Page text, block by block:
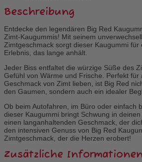
Beschreibung
Entdecke den legendären Big Red
Zimt-Kaugummis! Mit seinem
Zimtgeschmack sorgt dieser Kaugummi für
Erlebnis, das lange anhält.
Jeder Biss entfaltet die würzige Süße des
Gefühl von Wärme und Frische. Perfekt für
Geschmack von Zimt lieben, ist Big Red
den Gaumen, sondern auch ein idealer
Ob beim Autofahren, im Büro oder einfach
dieser Kaugummi bringt Schwung in
einen langanhaltenden Geschmack, der
den intensiven Genuss von Big Red
Zimtgeschmack, der die Herzen erobert!
Zusätzliche